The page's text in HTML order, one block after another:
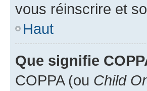
vous réinscrire et
Haut
Que signifie
COPPA (ou Child